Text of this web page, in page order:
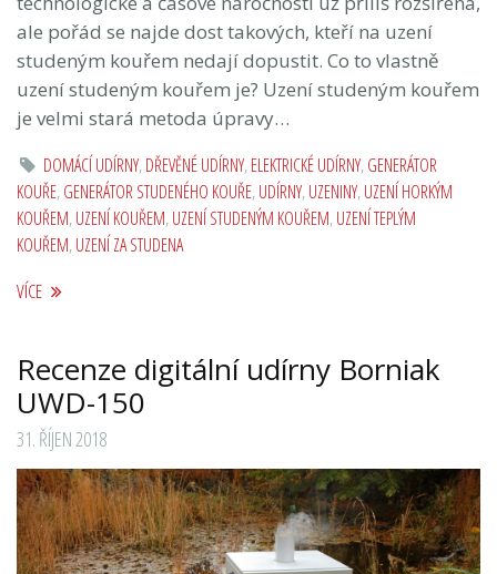
ale pořád se najde dost takových, kteří na uzení
studeným kouřem nedají dopustit. Co to vlastně
uzení studeným kouřem je? Uzení studeným kouřem
je velmi stará metoda úpravy…
DOMÁCÍ UDÍRNY,DŘEVĚNÉ UDÍRNY,ELEKTRICKÉ UDÍRNY,GENERÁTOR
KOUŘE,GENERÁTOR STUDENÉHO KOUŘE,UDÍRNY,UZENINY,UZENÍ HORKÝM
KOUŘEM,UZENÍ KOUŘEM,UZENÍ STUDENÝM KOUŘEM,UZENÍ TEPLÝM
KOUŘEM,UZENÍ ZA STUDENA
VÍCE
Recenze digitální udírny Borniak
UWD-150
31. ŘÍJEN 2018